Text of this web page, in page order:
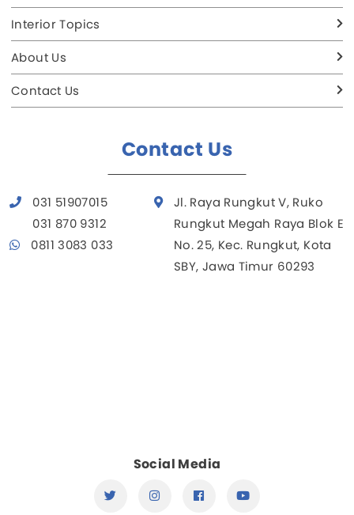
Interior Topics
About Us
Contact Us
Contact Us
031 51907015
031 870 9312
0811 3083 033
Jl. Raya Rungkut V, Ruko
Rungkut Megah Raya Blok E
No. 25, Kec. Rungkut, Kota
SBY, Jawa Timur 60293
Social Media